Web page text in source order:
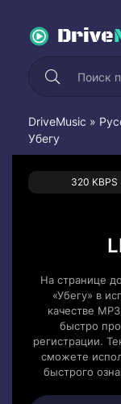
Drive
DriveMusic »
Убегу
320 KBPS
На странице
«Убегу» в
качестве
быстро
регистрации.
сможете
быстрого